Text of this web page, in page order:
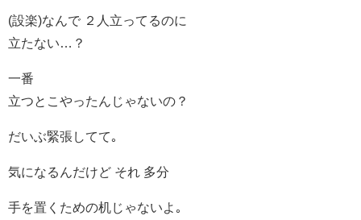
(設楽)なんで ２人立ってるのに
立たない…？
一番
立つとこやったんじゃないの？
だいぶ緊張してて｡
気になるんだけど それ 多分
手を置くための机じゃないよ｡